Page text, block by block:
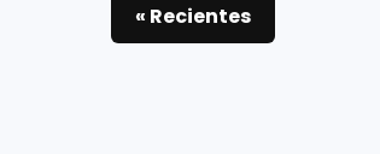
« Recientes